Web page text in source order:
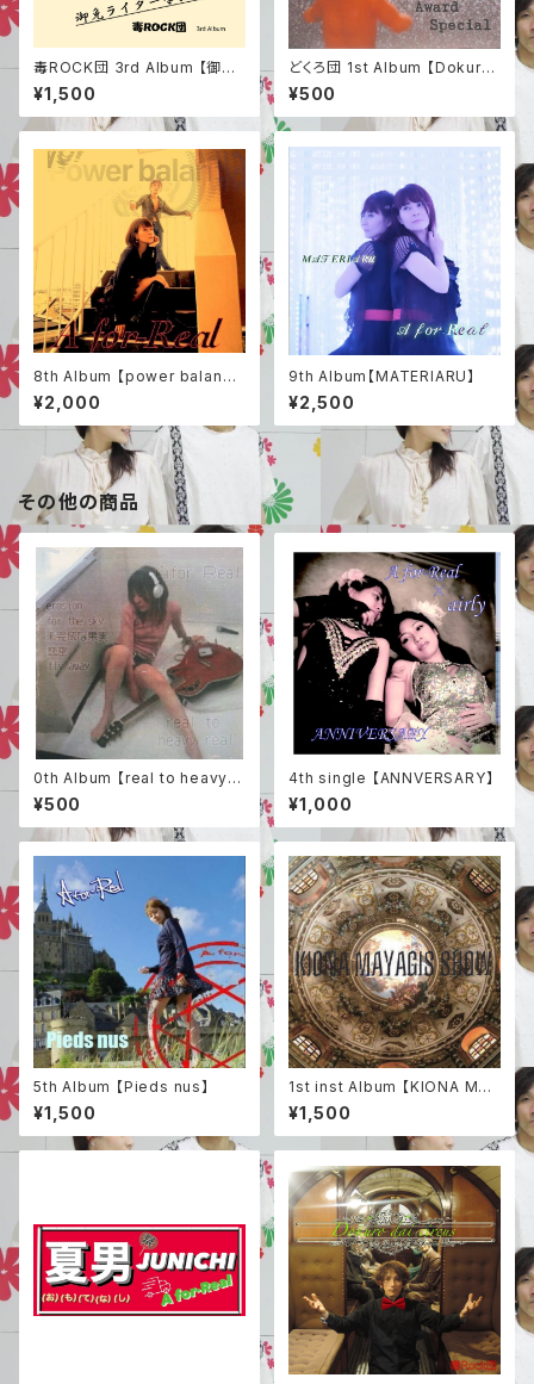
毒ROCK団 3rd Album 【御免
ライダーなおき】
¥1,500
どくろ団 1st Album 【Dokuro
Award Special】
¥500
8th Album 【power balanc
e】
¥2,000
9th Album【MATERIARU】
¥2,500
その他の商品
0th Album 【real to heavy r
eal 】
¥500
4th single 【ANNVERSARY】
¥1,000
5th Album 【Pieds nus】
¥1,500
1st inst Album 【KIONA MAY
AGIS SHOW】
¥1,500